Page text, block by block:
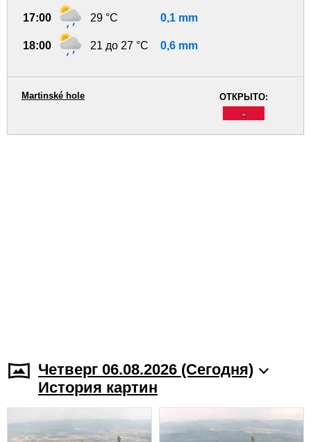
17:00 29 °C 0,1 mm
18:00 21 до 27 °C 0,6 mm
ОТКРЫТО:
-
Martinské hole
Четверг 06.08.2026 (Cегодня)
История картин